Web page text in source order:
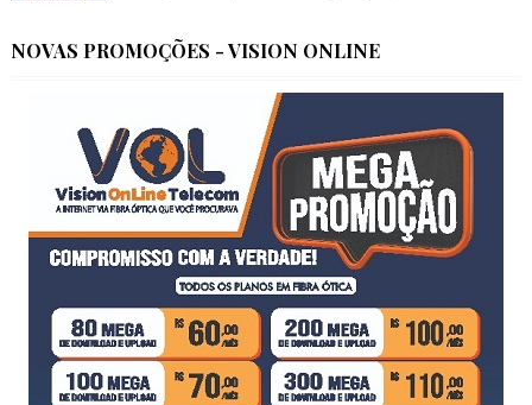
NOVAS PROMOÇÕES - VISION ONLINE